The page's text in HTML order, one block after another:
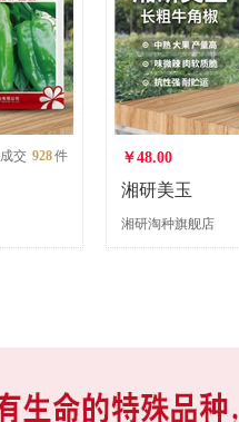
成交 928件 ￥48.00
湘研美玉
湘研淘种旗舰店